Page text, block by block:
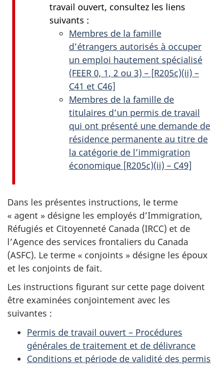
travail ouvert, consultez les liens
suivants :
Membres de la famille
d’étrangers autorisés à occuper
un emploi hautement spécialisé
(FEER 0, 1, 2 ou 3) – [R205c)(ii) –
C41 et C46]
Membres de la famille de
titulaires d’un permis de travail
qui ont présenté une demande de
résidence permanente au titre de
la catégorie de l’immigration
économique [R205c)(ii) – C49]
Dans les présentes instructions, le terme
« agent » désigne les employés d’Immigration,
Réfugiés et Citoyenneté Canada (IRCC) et de
l’Agence des services frontaliers du Canada
(ASFC). Le terme « conjoints » désigne les époux
et les conjoints de fait.
Les instructions figurant sur cette page doivent
être examinées conjointement avec les
suivantes :
Permis de travail ouvert – Procédures
générales de traitement et de délivrance
Conditions et période de validité des permis